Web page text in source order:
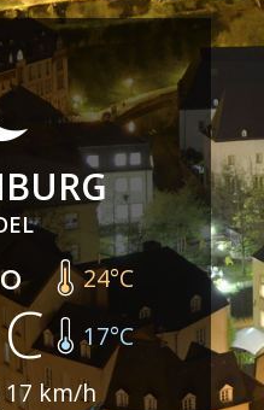
24°C
17°C
17 km/h